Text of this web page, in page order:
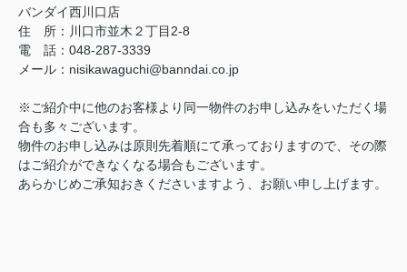
バンダイ西川口店
住 所：川口市並木２丁目2-8
電 話：048-287-3339
メール：nisikawaguchi@banndai.co.jp
※ご紹介中に他のお客様より同一物件のお申し込みをいただく場
合も多々ございます。
物件のお申し込みは原則先着順にて承っておりますので、その際
はご紹介ができなくなる場合もございます。
あらかじめご承知おきくださいますよう、お願い申し上げます。